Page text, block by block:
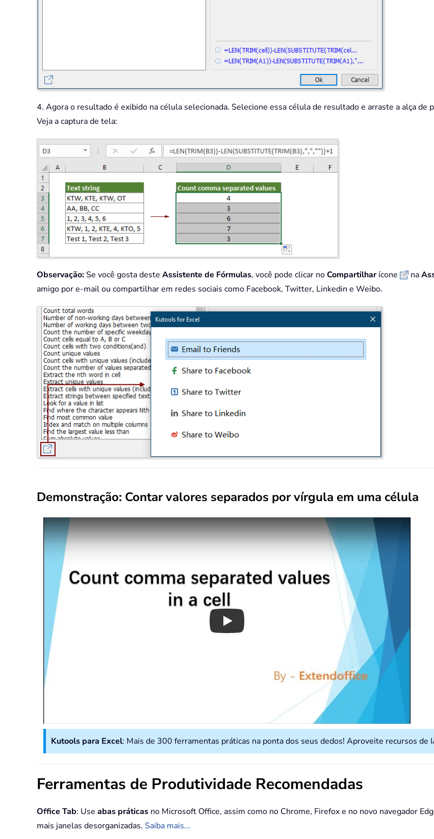
4. Agora o resultado é exibido na célula selecionada. Selecione essa célula de resultado e arraste a alça
Veja a captura de tela:
Observação: Se você gosta deste Assistente de Fórmulas, você pode clicar noCompartilharícone na
amigo por e-mail ou compartilhar em redes sociais como Facebook, Twitter, Linkedin e Weibo.
Demonstração: Contar valores separados por vírgula em uma célula
Play
Kutools para Excel: Mais de 300 ferramentas práticas na ponta dos seus dedos! Aproveite recursos
Ferramentas de Produtividade Recomendadas
Office Tab: Use abas práticas no Microsoft Office, assim como no Chrome, Firefox e no novo navegador
mais janelas desorganizadas. Saiba mais...